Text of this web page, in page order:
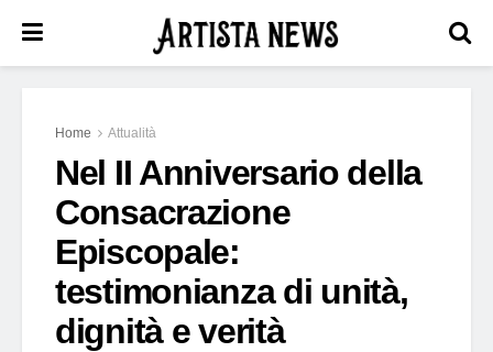
Home Attualità
Nel II Anniversario della
Consacrazione
Episcopale:
testimonianza di unità,
dignità e verità